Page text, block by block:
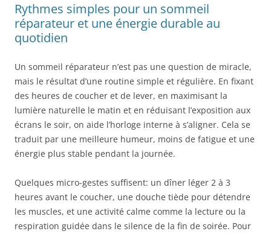
Rythmes simples pour un sommeil
réparateur et une énergie durable au
quotidien
Un sommeil réparateur n’est pas une question de miracle,
mais le résultat d’une routine simple et régulière. En fixant
des heures de coucher et de lever, en maximisant la
lumière naturelle le matin et en réduisant l’exposition aux
écrans le soir, on aide l’horloge interne à s’aligner. Cela se
traduit par une meilleure humeur, moins de fatigue et une
énergie plus stable pendant la journée.
Quelques micro-gestes suffisent: un dîner léger 2 à 3
heures avant le coucher, une douche tiède pour détendre
les muscles, et une activité calme comme la lecture ou la
respiration guidée dans le silence de la fin de soirée. Pour